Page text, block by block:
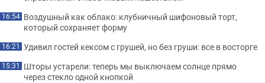
16:54 Воздушный как облако: клубничный шифоновый торт,
который сохраняет форму
16:21 Удивил гостей кексом с грушей, но без груши: все в восторге
15:31 Шторы устарели: теперь мы выключаем солнце прямо
через стекло одной кнопкой